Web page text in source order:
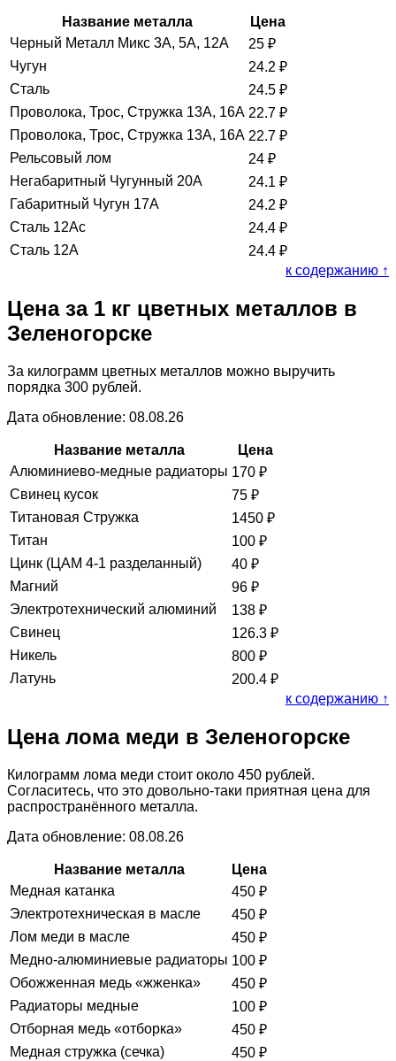
Название металла
Цена
Черный Металл Микс 3А, 5А, 12А
25 ₽
Чугун
24.2 ₽
Сталь
24.5 ₽
Проволока, Трос, Стружка 13А, 16А 22.7 ₽
Проволока, Трос, Стружка 13А, 16А 22.7 ₽
Рельсовый лом
24 ₽
Негабаритный Чугунный 20А
24.1 ₽
Габаритный Чугун 17А
24.2 ₽
Сталь 12Ас
24.4 ₽
Сталь 12А
24.4 ₽
к содержанию ↑
Цена за 1 кг цветных металлов в
Зеленогорске
За килограмм цветных металлов можно выручить
порядка 300 рублей.
Дата обновление: 08.08.26
Название металла
Цена
Алюминиево-медные радиаторы 170 ₽
Свинец кусок
75 ₽
Титановая Стружка
1450 ₽
Титан
100 ₽
Цинк (ЦАМ 4-1 разделанный)
40 ₽
Магний
96 ₽
Электротехнический алюминий
138 ₽
Свинец
126.3 ₽
Никель
800 ₽
Латунь
200.4 ₽
к содержанию ↑
Цена лома меди в Зеленогорске
Килограмм лома меди стоит около 450 рублей.
Согласитесь, что это довольно-таки приятная цена для
распространённого металла.
Дата обновление: 08.08.26
Название металла
Цена
Медная катанка
450 ₽
Электротехническая в масле
450 ₽
Лом меди в масле
450 ₽
Медно-алюминиевые радиаторы 100 ₽
Обожженная медь «жженка»
450 ₽
Радиаторы медные
100 ₽
Отборная медь «отборка»
450 ₽
Медная стружка (сечка)
450 ₽